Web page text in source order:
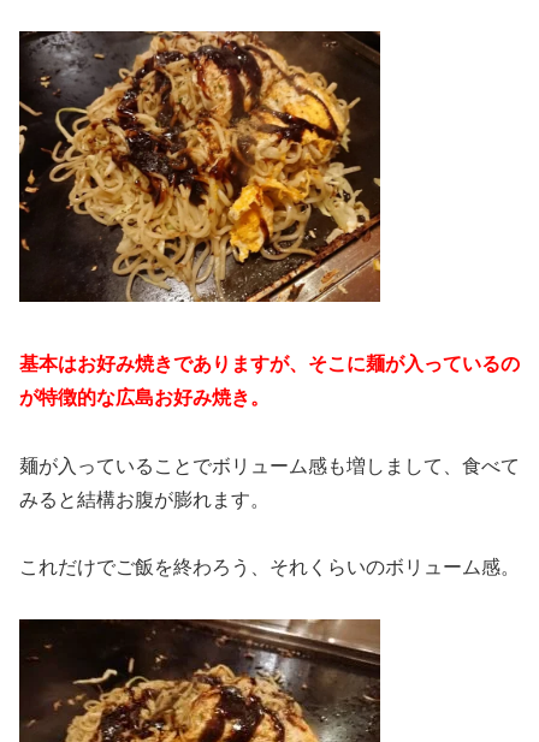
基本はお好み焼きでありますが、そこに麺が入っているの
が特徴的な広島お好み焼き。
麺が入っていることでボリューム感も増しまして、食べて
みると結構お腹が膨れます。
これだけでご飯を終わろう、それくらいのボリューム感。